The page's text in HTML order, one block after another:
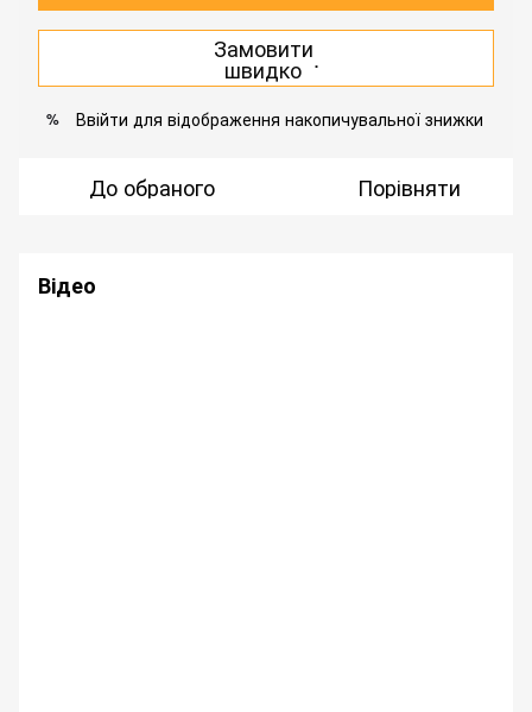
Замовити
швидко .
% Ввійти для відображення накопичувальної знижки
До обраного Порівняти
Відео